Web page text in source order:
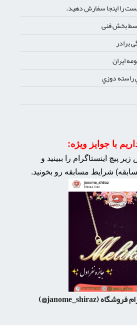
را اینجا سفارش دهید.
بخش فنی
برادر
ایران
راسته دوزي
با جوایز ویژه:
پیچ اینستاگرام را ببینید و
شرایط مسابقه رو بخونید.
فروشگاه(janome_shiraz@)